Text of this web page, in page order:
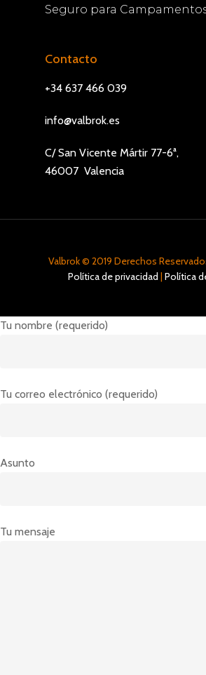
Seguro para
Contacto
+34 637 466 039
info@valbrok.es
C/ San Vicente Mártir 77-6ª,
46007 Valencia
Valbrok © 2019 Derechos
Política de privacidad | Política
Tu nombre (requerido)
Tu correo electrónico (requerido)
Asunto
Tu mensaje